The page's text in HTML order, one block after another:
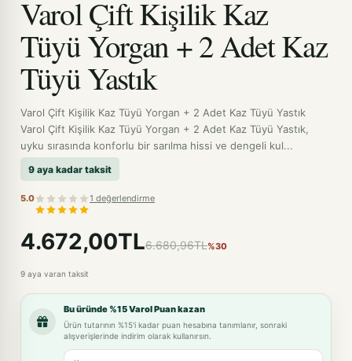
Varol Çift Kişilik Kaz
Tüyü Yorgan + 2 Adet Kaz
Tüyü Yastık
Varol Çift Kişilik Kaz Tüyü Yorgan + 2 Adet Kaz Tüyü Yastık
Varol Çift Kişilik Kaz Tüyü Yorgan + 2 Adet Kaz Tüyü Yastık,
uyku sırasında konforlu bir sarılma hissi ve dengeli kul...
9 aya kadar taksit
5.0 1 değerlendirme
4.672,00TL6.680,96TL%30
9 aya varan taksit
Bu üründe %15 Varol Puan kazan
Ürün tutarının %15'i kadar puan hesabına tanımlanır, sonraki
alışverişlerinde indirim olarak kullanırsın.